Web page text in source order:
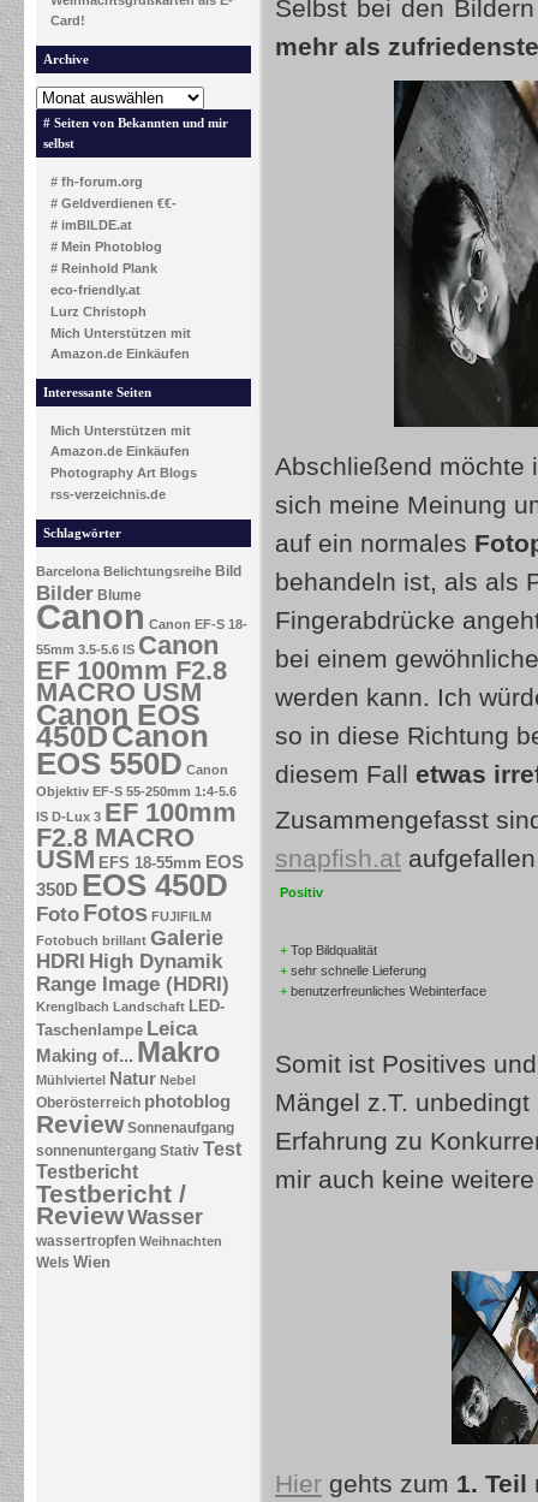
Card!
Archive
# Seiten von Bekannten und mir
selbst
# fh-forum.org
# Geldverdienen €€-
# imBILDE.at
# Mein Photoblog
# Reinhold Plank
eco-friendly.at
Lurz Christoph
Mich Unterstützen mit
Amazon.de Einkäufen
Interessante Seiten
Mich Unterstützen mit
Amazon.de Einkäufen
Photography Art Blogs
rss-verzeichnis.de
Schlagwörter
Barcelona Belichtungsreihe Bild
Bilder Blume
Canon Canon EF-S 18-
55mm 3.5-5.6 IS Canon
EF 100mm F2.8
MACRO USM
Canon EOS
450DCanon
EOS 550D Canon
Objektiv EF-S 55-250mm 1:4-5.6
IS D-Lux 3 EF 100mm
F2.8 MACRO
USM EFS 18-55mm EOS
350D EOS 450D
Foto Fotos FUJIFILM
Fotobuch brillant Galerie
HDRI High Dynamik
Range Image (HDRI)
Krenglbach Landschaft LED-
Taschenlampe Leica
Making of... Makro
Mühlviertel Natur Nebel
Oberösterreich photoblog
Review Sonnenaufgang
sonnenuntergang Stativ Test
Testbericht
Testbericht /
ReviewWasser
wassertropfen Weihnachten
Wels Wien
Selbst bei den
mehr als
Abschließend
sich meine Meinung
auf ein normales
behandeln ist, als als
Fingerabdrücke
bei einem
werden kann. Ich
so in diese Richtung
diesem Fall etwas
Zusammengefasst
snapfish.at
Positiv
+ Top Bildqualität
+ sehr schnelle Lieferung
+ benutzerfreunliches Webinterface
Somit ist Positives
Mängel z.T.
Erfahrung zu
mir auch keine
Hier gehts zum 1. Teil